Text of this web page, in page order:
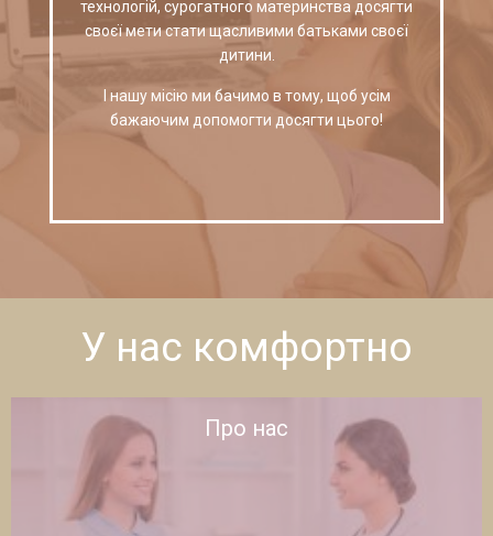
технологій, сурогатного материнства досягти
своєї мети стати щасливими батьками своєї
дитини.
І нашу місію ми бачимо в тому, щоб усім
бажаючим допомогти досягти цього!
У нас комфортно
Про нас